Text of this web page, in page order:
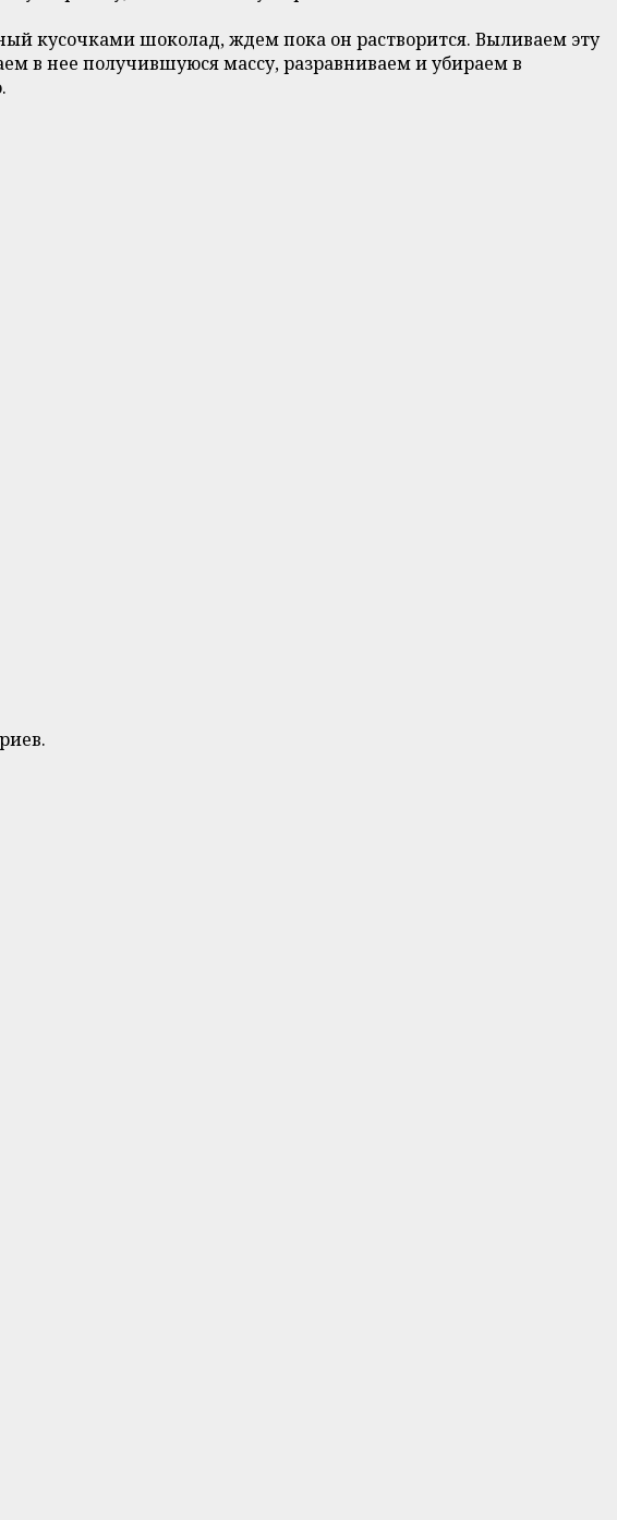
кусочками шоколад, ждем пока он растворится. Выливаем эту
в нее получившуюся массу, разравниваем и убираем в